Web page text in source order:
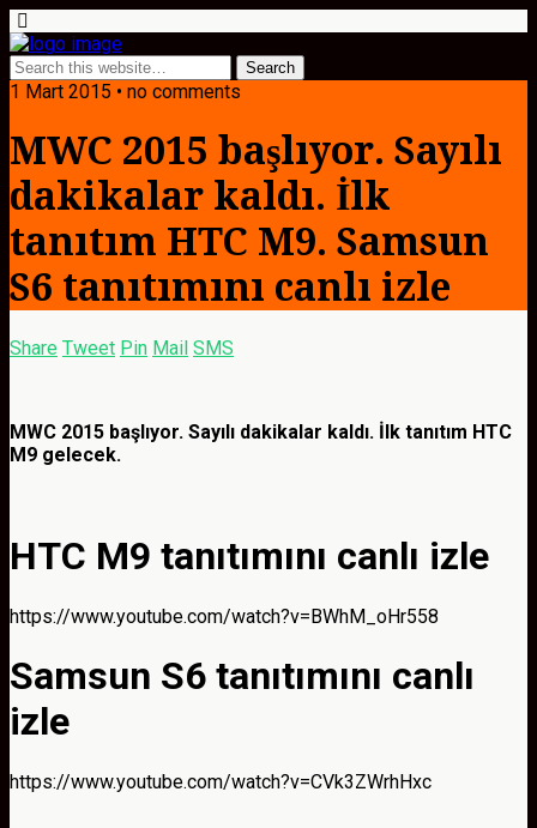
1 Mart 2015 • no comments
MWC 2015 başlıyor. Sayılı
dakikalar kaldı. İlk
tanıtım HTC M9. Samsun
S6 tanıtımını canlı izle
Share Tweet Pin Mail SMS
MWC 2015 başlıyor. Sayılı dakikalar kaldı. İlk tanıtım HTC
M9 gelecek.
HTC M9 tanıtımını canlı izle
https://www.youtube.com/watch?v=BWhM_oHr558
Samsun S6 tanıtımını canlı
izle
https://www.youtube.com/watch?v=CVk3ZWrhHxc